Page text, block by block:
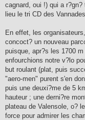
cagnard, oui !) qui a
lieu le tri CD des
En effet, les
concoct? un nouveau
puisque, apr?s les 1700
enfourchions notre v?lo
but roulant (plat, puis
"aero-men" purent s'en
puis une deuxi?me de 5
hauteur ; une derni?re
plateau de Valensole, o?
force pour admirer les